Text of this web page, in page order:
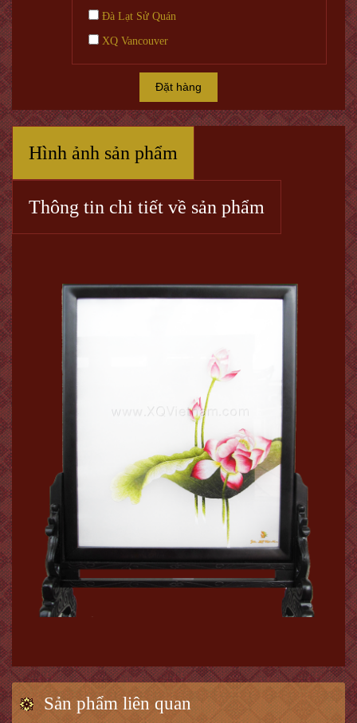
Đà Lạt Sử Quán
XQ Vancouver
Đặt hàng
Hình ảnh sản phẩm
Thông tin chi tiết về sản phẩm
Sản phẩm liên quan